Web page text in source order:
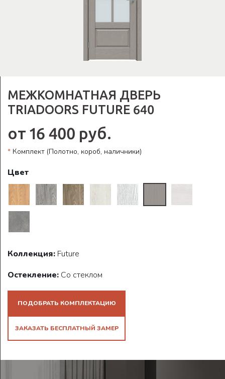
МЕЖКОМНАТНАЯ ДВЕРЬ
TRIADOORS FUTURE 640
от 16 400 руб.
* Комплект (Полотно, короб, наличники)
Цвет
Коллекция: Future
Остекление: Со стеклом
ПОДОБРАТЬ КОМПЛЕКТАЦИЮ
ЗАКАЗАТЬ БЕСПЛАТНЫЙ ЗАМЕР